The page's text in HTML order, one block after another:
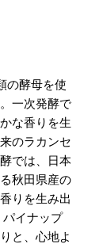
の酵母を使
一次発酵で
な香りを生
のラカンセ
では、日本
秋田県産の
りを生み出
パイナップ
と、心地よ